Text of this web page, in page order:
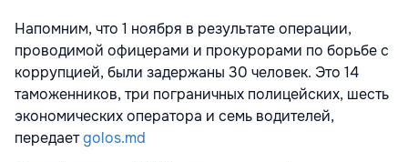
Напомним, что 1 ноября в результате операции,
проводимой офицерами и прокурорами по борьбе с
коррупцией, были задержаны 30 человек. Это 14
таможенников, три пограничных полицейских, шесть
экономических оператора и семь водителей,
передаетgolos.md